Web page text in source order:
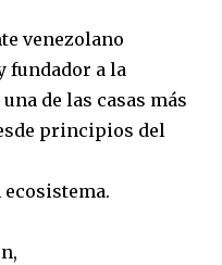
venezolano
fundador a la
de las casas más
principios del